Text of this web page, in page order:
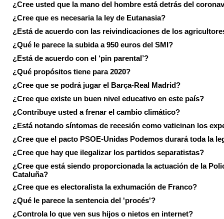
¿Cree usted que la mano del hombre está detrás del
¿Cree que es necesaria la ley de Eutanasia?
¿Está de acuerdo con las reivindicaciones de los
¿Qué le parece la subida a 950 euros del SMI?
¿Está de acuerdo con el ‘pin parental’?
¿Qué propósitos tiene para 2020?
¿Cree que se podrá jugar el Barça-Real Madrid?
¿Cree que existe un buen nivel educativo en este país?
¿Contribuye usted a frenar el cambio climático?
¿Está notando síntomas de recesión como vaticinan los
¿Cree que el pacto PSOE-Unidas Podemos durará toda la
¿Cree que hay que ilegalizar los partidos separatistas?
¿Cree que está siendo proporcionada la actuación de la
Cataluña?
¿Cree que es electoralista la exhumación de Franco?
¿Qué le parece la sentencia del 'procés'?
¿Controla lo que ven sus hijos o nietos en internet?